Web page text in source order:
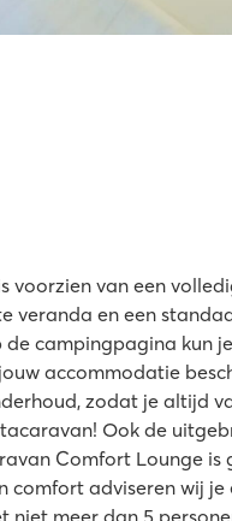
voorzien van een
veranda en een
campingpagina kun
accommodatie
zodat je altijd
Ook de
Comfort Lounge is
comfort adviseren wij je